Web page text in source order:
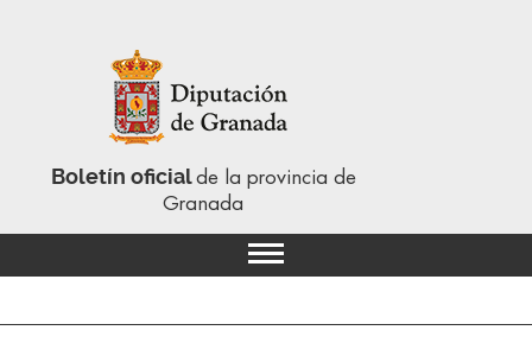
Boletín oficialde la provincia de
Granada